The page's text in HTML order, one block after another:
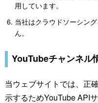
用しています。
当社はクラウドソーシン
ん。
YouTubeチャンネル
当ウェブサイトでは、正
示するためYouTube API